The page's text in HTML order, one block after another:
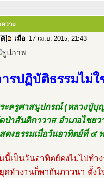
ความ
เมื่อ: 17 เม.ย. 2015, 21:43
รปฏิบัติธรรมไม่ใ
ะครูศาสนูปกรณ์ (หลวงปู่บุ
ป่าสันติกาวาส อำเภอไชย
ดงธรรมเมื่อวันอาทิตย์ที่ ๔
นี้เป็นวันอาทิตย์คงไม่ไปทำ
ดทำงานก็พากันภาวนา ตั้ง